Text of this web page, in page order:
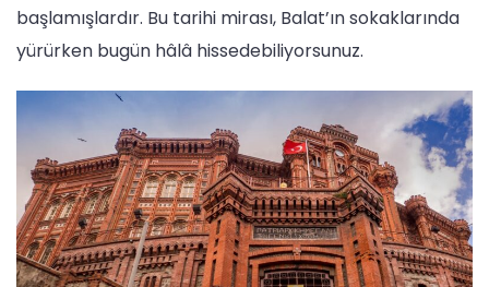
başlamışlardır. Bu tarihi mirası, Balat’ın sokaklarında
yürürken bugün hâlâ hissedebiliyorsunuz.